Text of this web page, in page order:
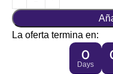
La oferta termina en:
0
Days